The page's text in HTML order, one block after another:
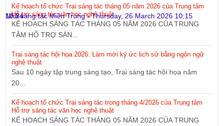
10:34
Nhà sáng tác Miền Trung-Thursday, 26 March 2026 10:15
Kế hoạch tổ chức Trại sáng tác tháng 05 năm 2026 của Trung tâm
Hỗ trợ sáng tác văn học nghệ thuật
KẾ HOẠCH SÁNG TÁC THÁNG 05 NĂM 2026 CỦA TRUNG
TÂM HỐ TRỢ SÁN...
Trại sáng tác hội họa 2026: Làm mới ký ức lịch sử bằng ngôn ngữ
nghệ thuật
Sau 10 ngày tập trung sáng tạo, Trại sáng tác hội họa năm
20...
Kế hoạch tổ chức Trại sáng tác trong tháng 4/2026 của Trung tâm
Hỗ trợ sáng tác văn học nghệ thuật
KẾ HOẠCH SÁNG TÁC THÁNG 05 NĂM 2026 CỦA TRUNG